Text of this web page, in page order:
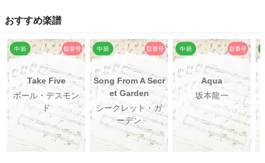
おすすめ楽譜
Take Five
ポール・デスモン
ド
Song From A Secr
et Garden
シークレット・ガ
ーデン
Aqua
坂本龍一